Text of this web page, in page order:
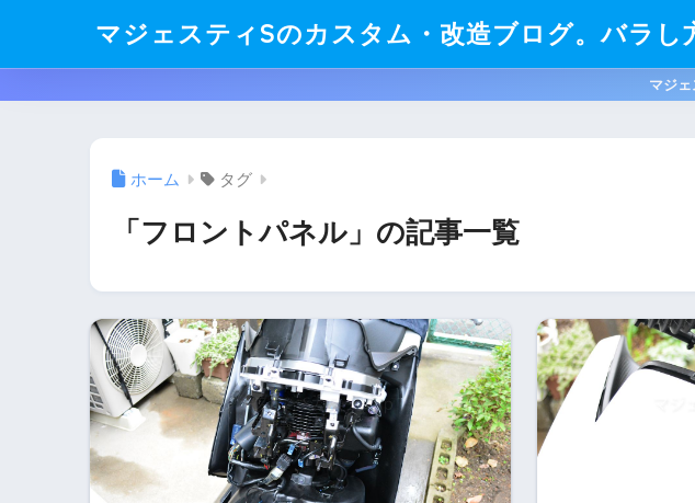
マジェスティSのカスタム・改造ブログ。バラ
マジ
ホーム タグ
「フロントパネル」の記事一覧